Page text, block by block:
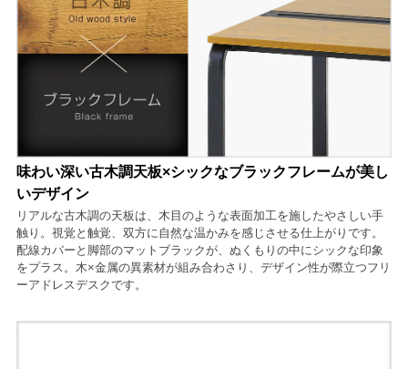
味わい深い古木調天板×シックなブラックフレームが美し
いデザイン
リアルな古木調の天板は、木目のような表面加工を施したやさしい手
触り。視覚と触覚、双方に自然な温かみを感じさせる仕上がりです。
配線カバーと脚部のマットブラックが、ぬくもりの中にシックな印象
をプラス。木×金属の異素材が組み合わさり、デザイン性が際立つフリ
ーアドレスデスクです。